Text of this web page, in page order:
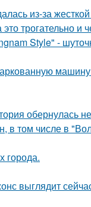
из-за жесткой
трогательно и
Style" -
обернулась
в том числе в
города.
выглядит